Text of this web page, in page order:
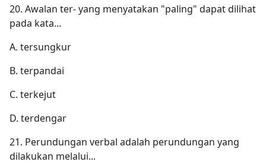
20. Awalan ter- yang menyatakan "paling" dapat dilihat
pada kata...
A. tersungkur
B. terpandai
C. terkejut
D. terdengar
21. Perundungan verbal adalah perundungan yang
dilakukan melalui...